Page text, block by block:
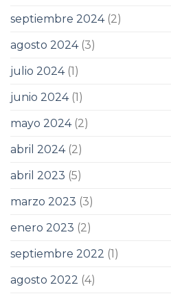
septiembre 2024(2)
agosto 2024(3)
julio 2024(1)
junio 2024(1)
mayo 2024(2)
abril 2024(2)
abril 2023 (5)
marzo 2023 (3)
enero 2023 (2)
septiembre 2022 (1)
agosto 2022 (4)